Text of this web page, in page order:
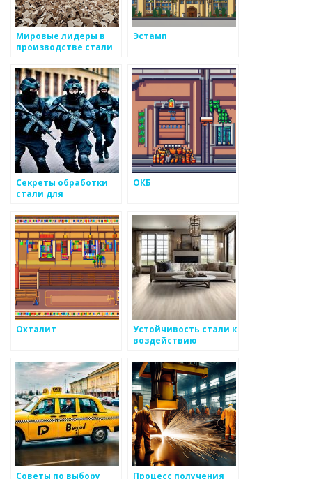
Мировые лидеры в
производстве стали
Эстамп
Секреты обработки
стали для
прочности
ОКБ
Охталит
Устойчивость стали к
воздействию
Советы по выбору Процесс получения